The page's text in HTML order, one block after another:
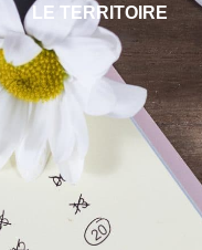
LE TERRITOIRE